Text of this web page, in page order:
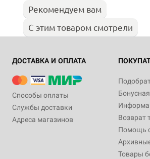
Рекомендуем вам
С этим товаром смотрели
ДОСТАВКА И ОПЛАТА
Способы оплаты
Службы доставки
Адреса магазинов
Возврат
Помощь
Товары